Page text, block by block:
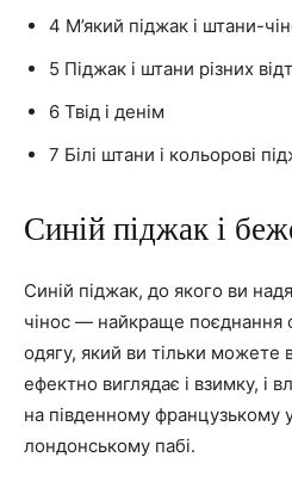
4 М’який піджак і штани-
5 Піджак і штани різних
6 Твід і денім
7 Білі штани і кольорові
Синій піджак і
Синій піджак, до якого ви
чінос — найкраще поєднання
одягу, який ви тільки можете
ефектно виглядає і взимку, і
на південному французькому
лондонському пабі.